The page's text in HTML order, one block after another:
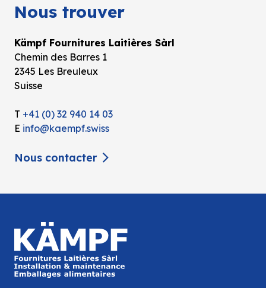
Nous trouver
Kämpf Fournitures Laitières Sàrl
Chemin des Barres 1
2345 Les Breuleux
Suisse
T +41 (0) 32 940 14 03
E info@kaempf.swiss
Nous contacter